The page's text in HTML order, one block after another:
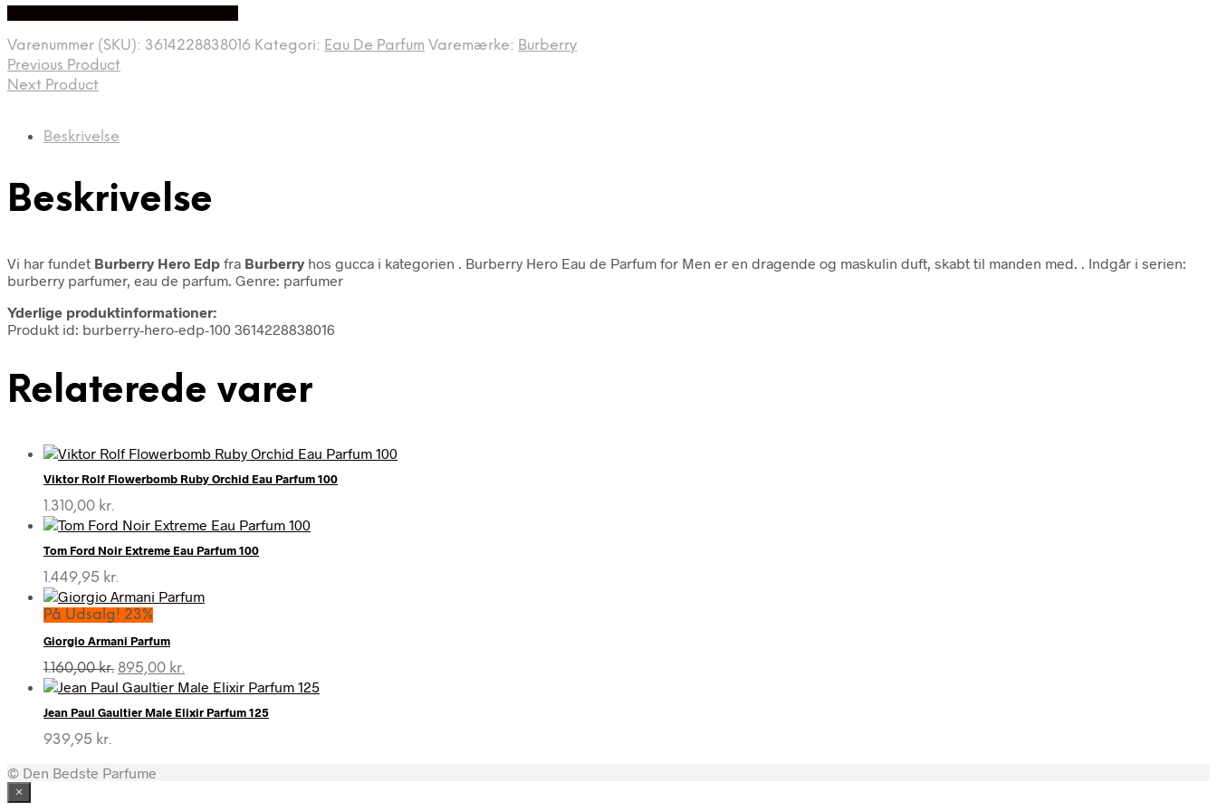
Varenummer (SKU): 3614228838016 Kategori: Eau De Parfum Varemærke: Burberry
Previous Product
Next Product
Beskrivelse
Beskrivelse
Vi har fundet Burberry Hero Edp fra Burberryhos gucca i kategorien
. Burberry Hero Eau de Parfum for Men er en dragende og maskulin duft, skabt til manden med. . Indgår i serien:
burberry parfumer, eau de parfum. Genre: parfumer
Yderlige produktinformationer:
Produkt id: burberry-hero-edp-100 3614228838016
Relaterede varer
Viktor Rolf Flowerbomb Ruby Orchid Eau Parfum 100
1.310,00 kr.
Tom Ford Noir Extreme Eau Parfum 100
1.449,95 kr.
På Udsalg! 23%
Giorgio Armani Parfum
1.160,00kr. Den
oprindelige
var:
895,00 kr.
aktuelle
er:
Jean Paul Gaultier Male Elixir Parfum 125
939,95 kr.
© Den Bedste Parfume
×